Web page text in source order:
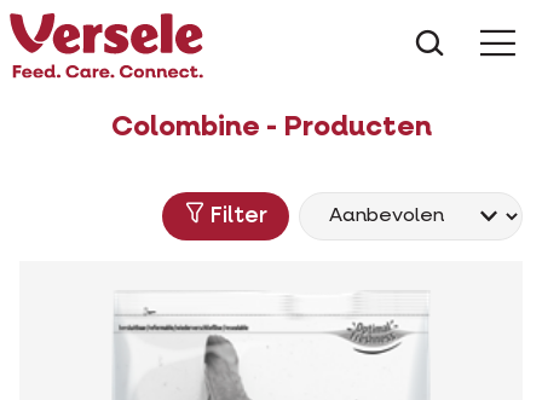
Colombine - Producten
Filter